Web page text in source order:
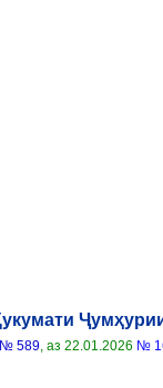
№ 589, аз 22.01.2026 №